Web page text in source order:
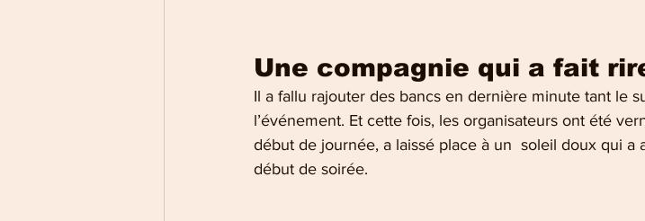
Une compagnie qui a fait
Il a fallu rajouter des bancs en dernière minute tant le
l’événement. Et cette fois, les organisateurs ont été
début de journée, a laissé place à un  soleil doux qui a
début de soirée.